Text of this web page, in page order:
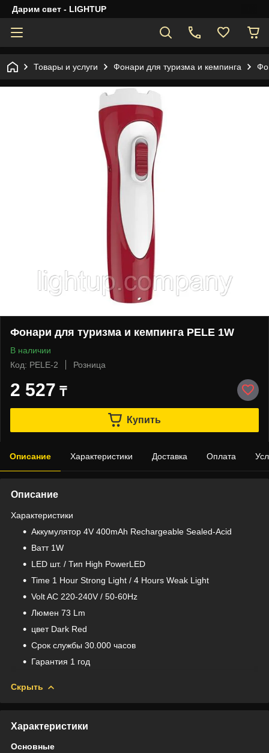
Дарим свет - LIGHTUP
Товары и услуги Фонари для туризма и кемпинга
Фонари для туризма и кемпинга PELE 1W
В наличии
Код: PELE-2
Розница
2 527 ₸
Купить
Описание Характеристики Доставка Оплата
Описание
Характеристики
Aккумулятор 4V 400mAh Rechargeable Sealed-Acid
Bатт 1W
LED шт. / Тип High PowerLED
Time 1 Hour Strong Light / 4 Hours Weak Light
Volt AC 220-240V / 50-60Hz
Люмен 73 Lm
цвет Dark Red
Срок службы 30.000 часов
Гарантия 1 год
Скрыть
Характеристики
Основные